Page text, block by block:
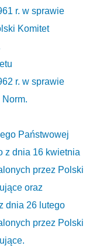
r. w sprawie
Komitet
r. w sprawie
Państwowej
z dnia 16 kwietnia
przez Polski
oraz
dnia 26 lutego
przez Polski